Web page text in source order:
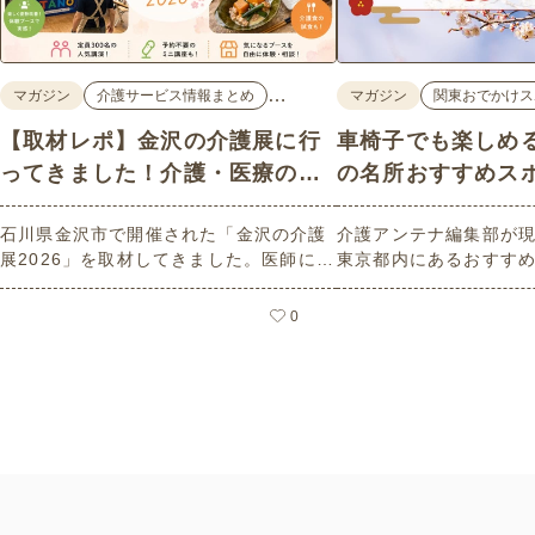
マガジン 介護サービス情報まとめ …
【取材レポ】金沢の介護展に行
ってきました！介護・医療の学
びと体験が詰まった1日。
石川県金沢市で開催された「金沢の介護
展2026」を取材してきました。医師によ
る人気講演から、気軽に参加できるミニ
講座、体験型の企業ブースまで、介護・
0
マガジン 関東おでかけ
車椅子でも楽しめ
の名所おすすめス
介護アンテナ編集部が
東京都内にあるおすす
選紹介します。見どこ